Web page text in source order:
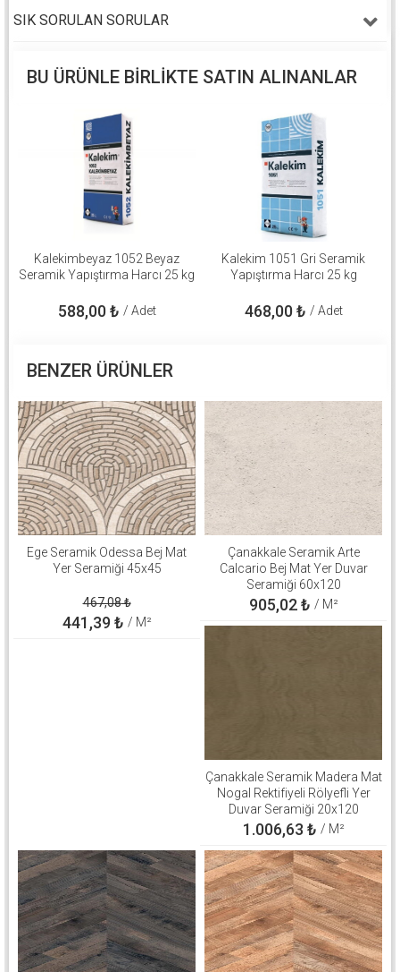
SIK SORULAN SORULAR
BU ÜRÜNLE BIRLIKTE SATIN ALINANLAR
Kalekimbeyaz 1052 Beyaz
Seramik Yapıştırma Harcı 25 kg
588,00₺ / Adet
Kalekim 1051 Gri Seramik
Yapıştırma Harcı 25 kg
468,00₺ / Adet
BENZER ÜRÜNLER
Ege Seramik Odessa Bej Mat
Yer Seramiği 45x45
467,08₺
441,39₺ / M²
Çanakkale Seramik Arte
Calcario Bej Mat Yer Duvar
Seramiği 60x120
310100906646
905,02₺ / M²
Çanakkale Seramik Madera Mat
Nogal Rektifiyeli Rölyefli Yer
Duvar Seramiği 20x120
310100503267
1.006,63 ₺ / M²